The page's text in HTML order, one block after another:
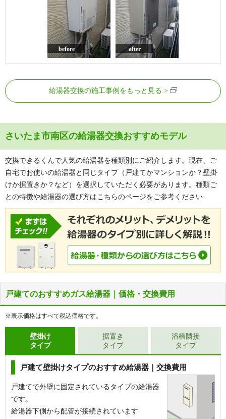
before after
給湯器交換の施工事例をもっと見る
さいたま市南区の給湯器交換おすすめモデル
交換できるくんで人気の給湯器を種類別にご紹介します。現在、ご
自宅でお使いの給湯器と同じタイプ（戸建てかマンションか？壁掛
けか据置きか？など）を選択していただく必要があります。種類ご
との特徴や給湯器の選び方はこちらのページをご参考ください
戸建てのおすすめガス給湯器｜価格・交換費用
※表示価格はすべて税込価格です。
壁掛け
タイプ
戸建て壁掛けタイプのおすすめ給湯器｜交換費用
戸建てで外壁に固定されているタイプの給湯器
です。
給湯器下側から配管が接続されています
据置き
タイプ
浴槽隣接
タイプ